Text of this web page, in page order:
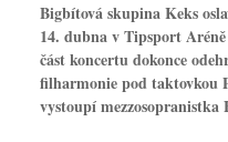
Bigbítová skupina Keks
14. dubna v Tipsport
část koncertu dokonce
filharmonie pod taktovkou
vystoupí mezzosopranistka